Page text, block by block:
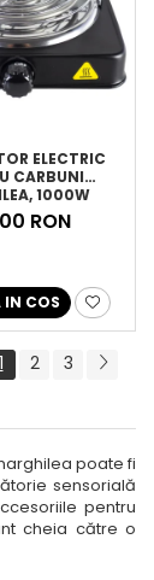
ELECTRIC
CARBUNI
1000W
RON
IN COS
1 2 3
poate fi
sensorială
pentru
cheia către o